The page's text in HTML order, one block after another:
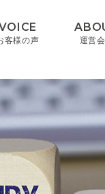
客様の声 運営